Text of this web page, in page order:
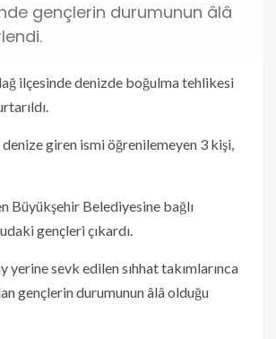
gençlerin durumunun âlâ
ilçesinde denizde boğulma tehlikesi
denize giren ismi öğrenilemeyen 3 kişi,
Büyükşehir Belediyesine bağlı
gençleri çıkardı.
yerine sevk edilen sıhhat takımlarınca
gençlerin durumunun âlâ olduğu